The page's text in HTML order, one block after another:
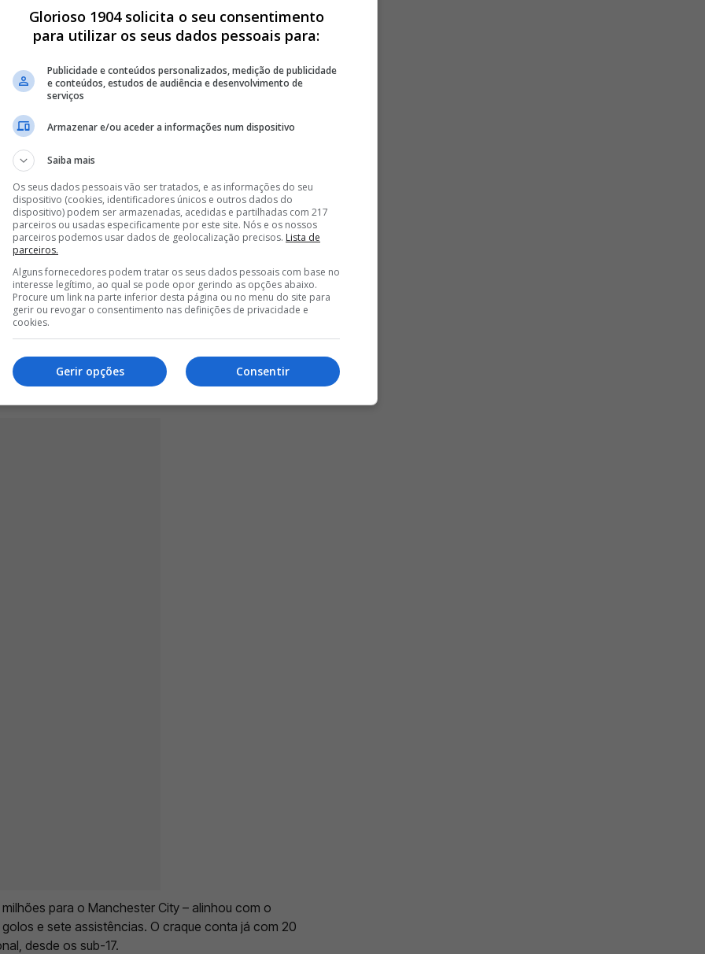
MÉDIO DO BENFICA PARA GUIMARÃES
MARCO SILVA E PRETENDE LEVAR ALVO DO BENFICA PARA
BENFICA E OBRIGA MARCO SILVA A PROCURAR OUTRA
< >
118 milhões de euros, numa futura transferência,
Portugal ocupa o quinto lugar no ranking de
O plantel convocado pelo Selecionador
milhões de euros. Quem lidera a tabela é a Inglaterra,
de euros.
para o Manchester City – alinhou com o
e sete assistências. O craque conta já com 20
desde os sub-17.
Glorioso 1904 solicita o seu consentimento
para utilizar os seus dados pessoais para:
Publicidade e conteúdos personalizados, medição de publicidade
e conteúdos, estudos de audiência e desenvolvimento de
serviços
Armazenar e/ou aceder a informações num dispositivo
Saiba mais
Os seus dados pessoais vão ser tratados, e as informações do seu
dispositivo (cookies, identificadores únicos e outros dados do
dispositivo) podem ser armazenadas, acedidas e partilhadas com 217
parceiros ou usadas especificamente por este site. Nós e os nossos
parceiros podemos usar dados de geolocalização precisos. Lista de
parceiros.
Alguns fornecedores podem tratar os seus dados pessoais com base no
interesse legítimo, ao qual se pode opor gerindo as opções abaixo.
Procure um link na parte inferior desta página ou no menu do site para
gerir ou revogar o consentimento nas definições de privacidade e
cookies.
Consentir
Gerir opções